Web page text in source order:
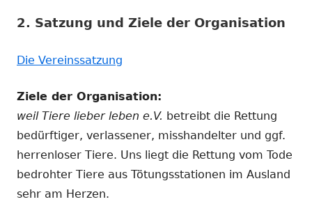
2. Satzung und Ziele der Organisation
Die Vereinssatzung
Ziele der Organisation:
weil Tiere lieber leben e.V. betreibt die Rettung
bedürftiger, verlassener, misshandelter und ggf.
herrenloser Tiere. Uns liegt die Rettung vom Tode
bedrohter Tiere aus Tötungsstationen im Ausland
sehr am Herzen.